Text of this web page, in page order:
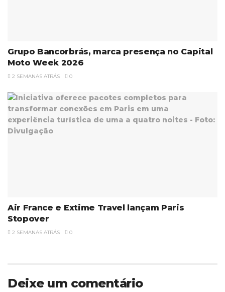
Grupo Bancorbrás, marca presença no Capital
Moto Week 2026
2 SEMANAS ATRÁS 0
Air France e Extime Travel lançam Paris
Stopover
2 SEMANAS ATRÁS 0
Deixe um comentário